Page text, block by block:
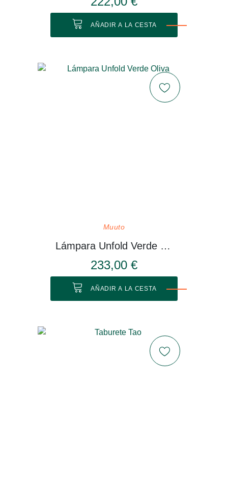
AÑADIR A LA CESTA
Muuto
Lámpara Unfold Verde Oliva
233,00 €
AÑADIR A LA CESTA